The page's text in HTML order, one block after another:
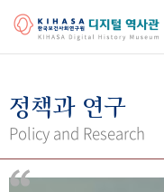
걸어온 길 기관 변천사
연구 역사
정책과 연구
Policy and Research